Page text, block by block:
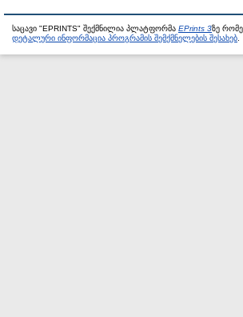
საცავი "EPRINTS" შექმნილია პლატფორმა EPrints 3ზე
დეტალური ინფორმაცია პროგრამის შემქმნელების შესახებ